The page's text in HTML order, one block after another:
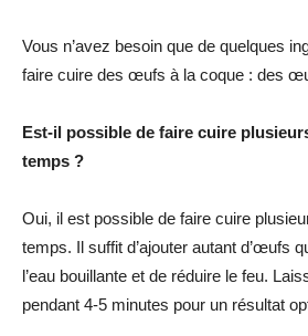
Vous n’avez besoin que de quelques
faire cuire des œufs à la coque : des
Est-il possible de faire cuire
temps ?
Oui, il est possible de faire cuire
temps. Il suffit d’ajouter autant d’œufs
l’eau bouillante et de réduire le feu.
pendant 4-5 minutes pour un résultat